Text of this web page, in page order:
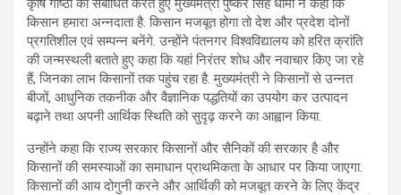
कृषि गोष्ठी को संबोधित करते हुए मुख्यमंत्री पुष्कर सिंह धामी ने कहा कि
किसान हमारा अन्नदाता है. किसान मजबूत होगा तो देश और प्रदेश दोनों
प्रगतिशील एवं सम्पन्न बनेंगे. उन्होंने पंतनगर विश्वविद्यालय को हरित क्रांति
की जन्मस्थली बताते हुए कहा कि यहां निरंतर शोध और नवाचार किए जा रहे
हैं, जिनका लाभ किसानों तक पहुंच रहा है. मुख्यमंत्री ने किसानों से उन्नत
बीजों, आधुनिक तकनीक और वैज्ञानिक पद्धतियों का उपयोग कर उत्पादन
बढ़ाने तथा अपनी आर्थिक स्थिति को सुदृढ़ करने का आह्वान किया.
उन्होंने कहा कि राज्य सरकार किसानों और सैनिकों की सरकार है और
किसानों की समस्याओं का समाधान प्राथमिकता के आधार पर किया जाएगा.
किसानों की आय दोगुनी करने और आर्थिकी को मजबूत करने के लिए केंद्र